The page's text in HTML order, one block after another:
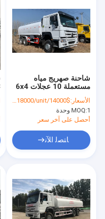
المنتجات
حول بنا
شاحنة صهريج مياه
مستعملة 10 عجلات 6x4
بقوة 336 حصان
الأسعار:$14000/unit-$18000/unit
MOQ:1 وحدة
أحصل على آخر سعر
ﺎﺘﺼﻟ ﺍﻶﻧ